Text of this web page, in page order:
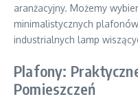
aranżacyjny. Możemy
minimalistycznych
industrialnych lamp
Plafony:
Pomieszczeń